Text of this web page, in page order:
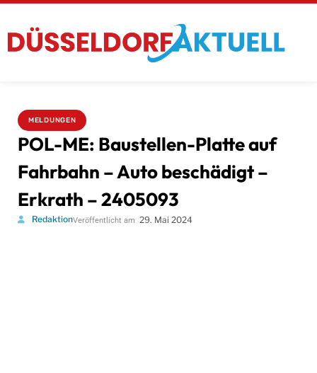
MELDUNGEN
POL-ME: Baustellen-Platte auf
Fahrbahn – Auto beschädigt –
Erkrath – 2405093
RedaktionVeröffentlicht am 29. Mai 2024